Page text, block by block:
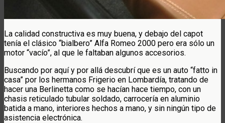
La calidad constructiva es muy buena, y debajo del capot
tenía el clásico “bialbero” Alfa Romeo 2000 pero era sólo un
motor “vacío”, al que le faltaban algunos accesorios.
Buscando por aquí y por allá descubrí que es un auto “fatto in
casa” por los hermanos Frigerio en Lombardía, tratando de
hacer una Berlinetta como se hacían hace tiempo, con un
chasis reticulado tubular soldado, carrocería en aluminio
batida a mano, interiores hechos a mano, y sin ningún tipo de
asistencia electrónica.